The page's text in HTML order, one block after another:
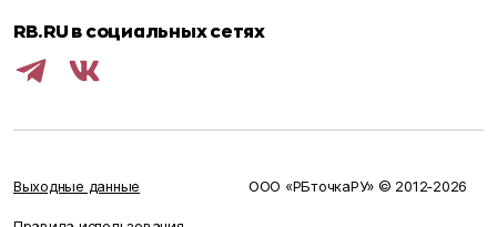
RB.RU в социальных сетях
Выходные данные ООО «РБточкаРУ» © 2012‑2026